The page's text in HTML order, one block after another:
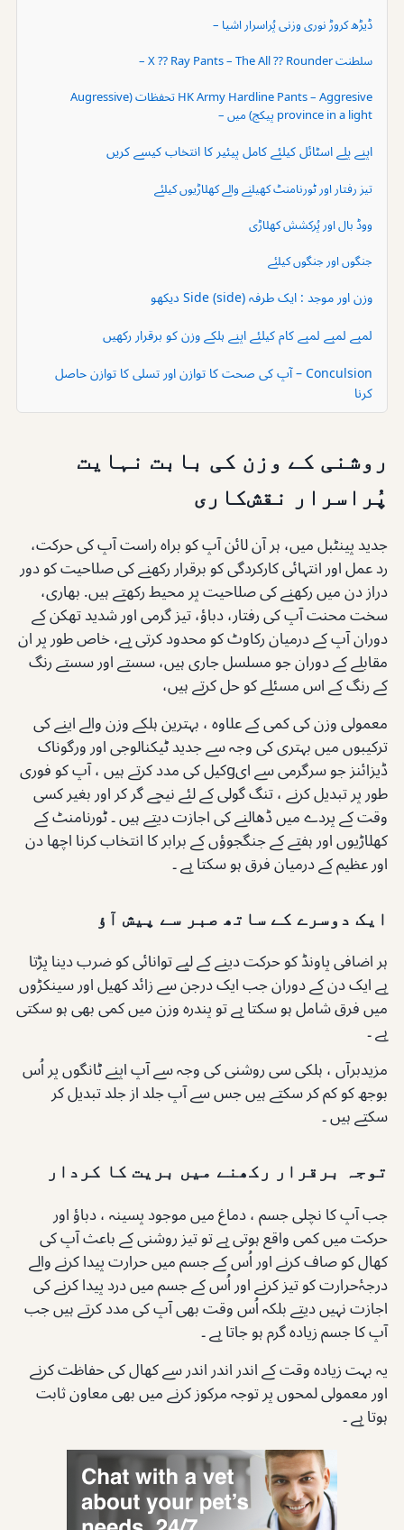
ڈیڑھ کروڑ نوری وزنی پُراسرار اشیا –
سلطنت X ⁇ Ray Pants – The All ⁇ Rounder –
HK Army Hardline Pants – Aggresive تحفظات (Augressive
province in a light پیکج) میں –
اپنے پلے اسٹائل کیلئے کامل پیئیر کا انتخاب کیسے کریں
تیز رفتار اور ٹورنامنٹ کھیلنے والے کھلاڑیوں کیلئے
ووڈ بال اور پُرکشش کھلاڑی
جنگوں اور جنگوں کیلئے
وزن اور موجد : ایک طرفہ (side) Side دیکھو
لمبے لمبے لمبے کام کیلئے اپنے ہلکے وزن کو برقرار رکھیں
Conculsion – آپ کی صحت کا توازن اور تسلی کا توازن حاصل
کرنا
روشنی کے وزن کی بابت نہایت
پُراسرار نقش‌کاری
جدید پینٹبل میں، ہر آن لائن آپ کو براہ راست آپ کی حرکت،
رد عمل اور انتہائی کارکردگی کو برقرار رکھنے کی صلاحیت کو دور
دراز دن میں رکھنے کی صلاحیت پر محیط رکھتے ہیں. بھاری،
سخت محنت آپ کی رفتار، دباؤ، تیز گرمی اور شدید تھکن کے
دوران آپ کے درمیان رکاوٹ کو محدود کرتی ہے، خاص طور پر ان
مقابلے کے دوران جو مسلسل جاری ہیں، سستے اور سستے رنگ
کے رنگ کے اس مسئلے کو حل کرتے ہیں،
معمولی وزن کی کمی کے علاوہ ، بہترین ہلکے وزن والے اینے کی
ترکیبوں میں بہتری کی وجہ سے جدید ٹیکنالوجی اور ورگوناک
ڈیزائنز جو سرگرمی سے ایgکیل کی مدد کرتے ہیں ، آپ کو فوری
طور پر تبدیل کرنے ، تنگ گولی کے لئے نیچے گر کر اور بغیر کسی
وقت کے پردے میں ڈھالنے کی اجازت دیتے ہیں ۔ ٹورنامنٹ کے
کھلاڑیوں اور ہفتے کے جنگجوؤں کے برابر کا انتخاب کرنا اچھا دن
اور عظیم کے درمیان فرق ہو سکتا ہے ۔
ایک دوسرے کے ساتھ صبر سے پیش آؤ
ہر اضافی پاونڈ کو حرکت دینے کے لیے توانائی کو ضرب دینا پڑتا
ہے ایک دن کے دوران جب ایک درجن سے زائد کھیل اور سینکڑوں
میں فرق شامل ہو سکتا ہے تو پندرہ وزن میں کمی بھی ہو سکتی
ہے ۔
مزیدبرآں ، ہلکی سی روشنی کی وجہ سے آپ اپنے ٹانگوں پر اُس
بوجھ کو کم کر سکتے ہیں جس سے آپ جلد از جلد تبدیل کر
سکتے ہیں ۔
توجہ برقرار رکھنے میں بریت کا کردار
جب آپ کا نچلی جسم ، دماغ میں موجود پسینہ ، دباؤ اور
حرکت میں کمی واقع ہوتی ہے تو تیز روشنی کے باعث آپ کی
کھال کو صاف کرنے اور اُس کے جسم میں حرارت پیدا کرنے والے
درجۂ‌حرارت کو تیز کرنے اور اُس کے جسم میں درد پیدا کرنے کی
اجازت نہیں دیتے بلکہ اُس وقت بھی آپ کی مدد کرتے ہیں جب
آپ کا جسم زیادہ گرم ہو جاتا ہے ۔
یہ بہت زیادہ وقت کے اندر اندر اندر سے کھال کی حفاظت کرنے
اور معمولی لمحوں پر توجہ مرکوز کرنے میں بھی معاون ثابت
ہوتا ہے ۔